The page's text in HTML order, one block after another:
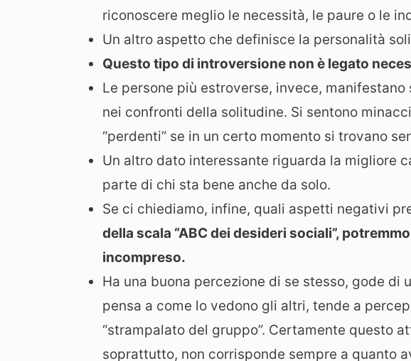
riconoscere meglio le necessità, le paure o le
Un altro aspetto che definisce la personalità
Questo tipo di introversione non è legato
Le persone più estroverse, invece,
nei confronti della solitudine. Si sentono
“perdenti” se in un certo momento si trovano
Un altro dato interessante riguarda la migliore
parte di chi sta bene anche da solo.
Se ci chiediamo, infine, quali aspetti negativi
della scala “ABC dei desideri sociali”,
incompreso.
Ha una buona percezione di se stesso, gode di
pensa a come lo vedono gli altri, tende a
“strampalato del gruppo”. Certamente questo
soprattutto, non corrisponde sempre a quanto